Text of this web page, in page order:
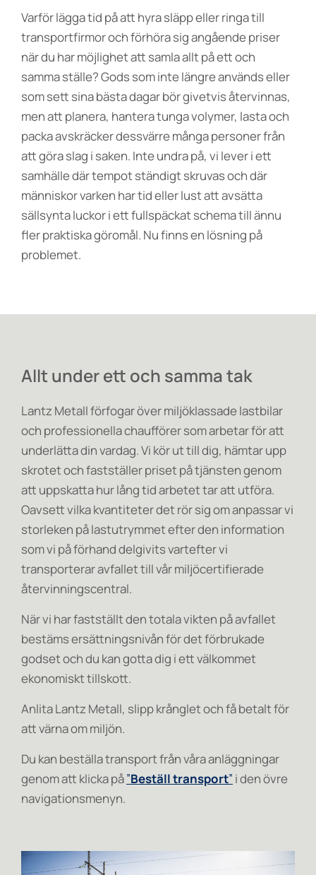
Varför lägga tid på att hyra släpp eller ringa till
transportfirmor och förhöra sig angående priser
när du har möjlighet att samla allt på ett och
samma ställe? Gods som inte längre används eller
som sett sina bästa dagar bör givetvis återvinnas,
men att planera, hantera tunga volymer, lasta och
packa avskräcker dessvärre många personer från
att göra slag i saken. Inte undra på, vi lever i ett
samhälle där tempot ständigt skruvas och där
människor varken har tid eller lust att avsätta
sällsynta luckor i ett fullspäckat schema till ännu
fler praktiska göromål. Nu finns en lösning på
problemet.
Allt under ett och samma tak
Lantz Metall förfogar över miljöklassade lastbilar
och professionella chaufförer som arbetar för att
underlätta din vardag. Vi kör ut till dig, hämtar upp
skrotet och fastställer priset på tjänsten genom
att uppskatta hur lång tid arbetet tar att utföra.
Oavsett vilka kvantiteter det rör sig om anpassar vi
storleken på lastutrymmet efter den information
som vi på förhand delgivits vartefter vi
transporterar avfallet till vår miljöcertifierade
återvinningscentral.
När vi har fastställt den totala vikten på avfallet
bestäms ersättningsnivån för det förbrukade
godset och du kan gotta dig i ett välkommet
ekonomiskt tillskott.
Anlita Lantz Metall, slipp krånglet och få betalt för
att värna om miljön.
Du kan beställa transport från våra anläggningar
genom att klicka på”Beställ transport” i den övre
navigationsmenyn.